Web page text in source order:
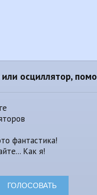
осциллятор,
фантастика!
Как я!